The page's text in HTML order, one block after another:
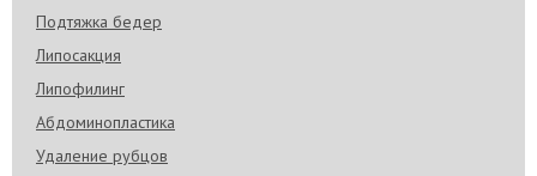
Подтяжка бедер
Липосакция
Липофилинг
Абдоминопластика
Удаление рубцов